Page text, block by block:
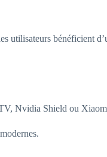
bénéficient
Nvidia Shield ou